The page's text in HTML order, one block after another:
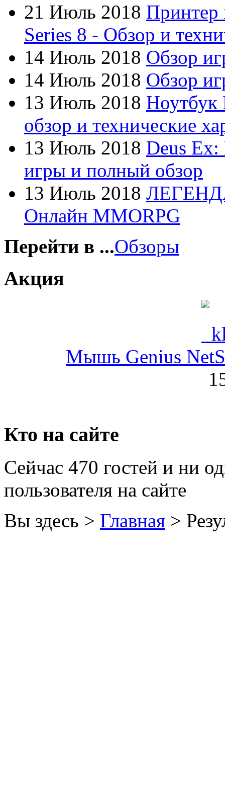
Dell
Dex(3)
Everest
Firtech
Flyper
Foxconn
Fujitsu
G-cube
Gelezka
Gembird
Gemix
Gigabyte
Golden field
Hp
Hq-tech
Htc(1)
Htpc
Huawei
21 Июль 2018 Принтер
Series 8 - Обзор и
14 Июль 2018 Обзор
14 Июль 2018 Обзор
13 Июль 2018 Ноутбук
обзор и технические
13 Июль 2018 Deus
игры и полный обзор
13 Июль 2018
Онлайн MMORPG
Перейти в ...Обзоры
Акция
Мышь Genius
Кто на сайте
Сейчас 470 гостей и ни
пользователя на сайте
Вы здесь > Главная >